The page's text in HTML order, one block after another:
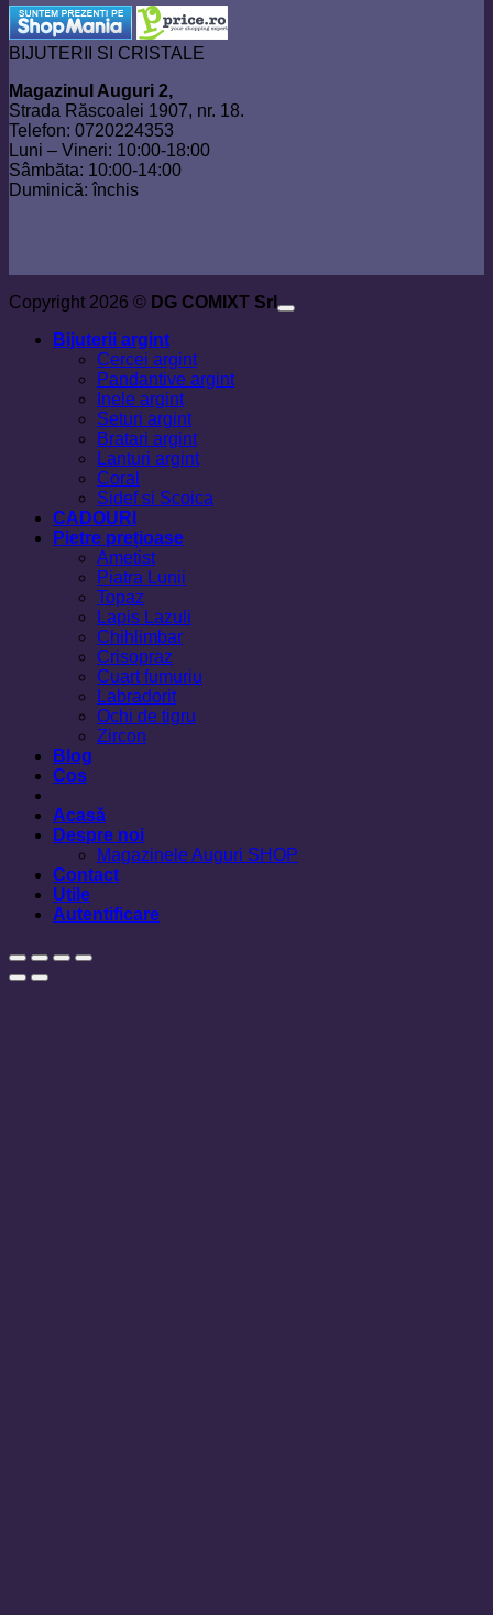
BIJUTERII SI CRISTALE
Magazinul Auguri 2,
Strada Răscoalei 1907, nr. 18.
Telefon: 0720224353
Luni – Vineri: 10:00-18:00
Sâmbăta: 10:00-14:00
Duminică: închis
Copyright 2026 © DG COMIXT Srl
Bijuterii argint
Cercei argint
Pandantive argint
Inele argint
Seturi argint
Bratari argint
Lanturi argint
Coral
Sidef si Scoica
CADOURI
Pietre prețioase
Ametist
Piatra Lunii
Topaz
Lapis Lazuli
Chihlimbar
Crisopraz
Cuart fumuriu
Labradorit
Ochi de tigru
Zircon
Blog
Cos
Acasă
Despre noi
Magazinele Auguri SHOP
Contact
Utile
Autentificare